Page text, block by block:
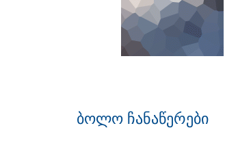
ბოლო ჩანაწერები